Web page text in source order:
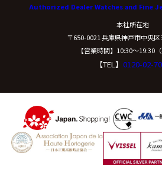
Authorized Dealer Watches and Fine
本社所在地
〒650-0021 兵庫県神戸市中央
【営業時間】10:30〜19:30（
【TEL】 0120-02-